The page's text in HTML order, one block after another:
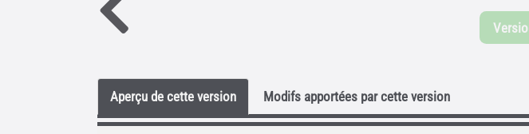
Aperçu de cette version Modifs apportées par cette version